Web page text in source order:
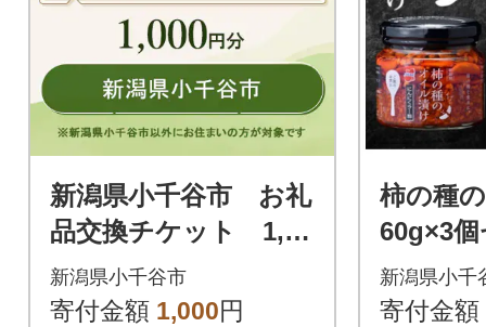
新潟県小千谷市 お礼
品交換チケット 1,00
0円分
新潟県小千谷市
寄付金額 1,000円
柿の種
60g×3
新潟県小千
寄付金額